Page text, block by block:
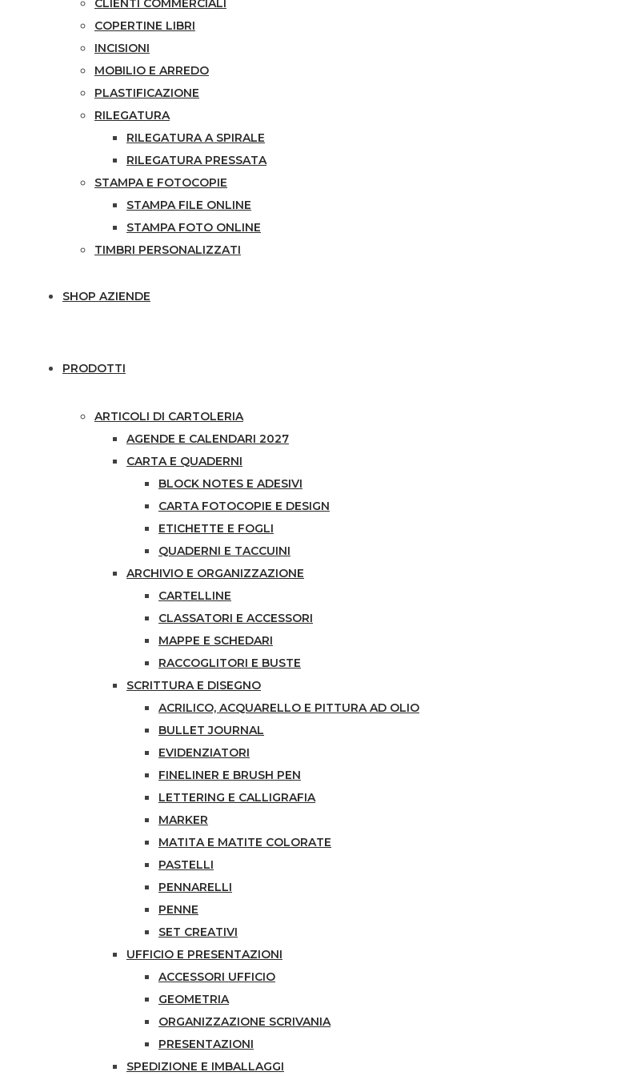
CLIENTI COMMERCIALI
COPERTINE LIBRI
INCISIONI
MOBILIO E ARREDO
PLASTIFICAZIONE
RILEGATURA
RILEGATURA A SPIRALE
RILEGATURA PRESSATA
STAMPA E FOTOCOPIE
STAMPA FILE ONLINE
STAMPA FOTO ONLINE
TIMBRI PERSONALIZZATI
SHOP AZIENDE
PRODOTTI
ARTICOLI DI CARTOLERIA
AGENDE E CALENDARI 2027
CARTA E QUADERNI
BLOCK NOTES E ADESIVI
CARTA FOTOCOPIE E DESIGN
ETICHETTE E FOGLI
QUADERNI E TACCUINI
ARCHIVIO E ORGANIZZAZIONE
CARTELLINE
CLASSATORI E ACCESSORI
MAPPE E SCHEDARI
RACCOGLITORI E BUSTE
SCRITTURA E DISEGNO
ACRILICO, ACQUARELLO E PITTURA AD OLIO
BULLET JOURNAL
EVIDENZIATORI
FINELINER E BRUSH PEN
LETTERING E CALLIGRAFIA
MARKER
MATITA E MATITE COLORATE
PASTELLI
PENNARELLI
PENNE
SET CREATIVI
UFFICIO E PRESENTAZIONI
ACCESSORI UFFICIO
GEOMETRIA
ORGANIZZAZIONE SCRIVANIA
PRESENTAZIONI
SPEDIZIONE E IMBALLAGGI